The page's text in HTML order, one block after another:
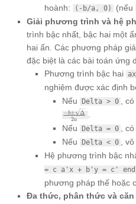
hoành:
(-b/a, 0) (nếu
Giải phương trình và hệ
trình bậc nhất, bậc hai một
hai ẩn. Các phương pháp
đặc biệt là các bài toán ứng
Phương trình bậc hai
nghiệm được xác định
Nếu
Delta > 0 ,
2a
−b± Δ .
Nếu
Delta = 0 ,
Nếu
Delta < 0 ,
Hệ phương trình bậc
= c a'x + b'y = c'
phương pháp thế hoặc
Đa thức, phân thức và